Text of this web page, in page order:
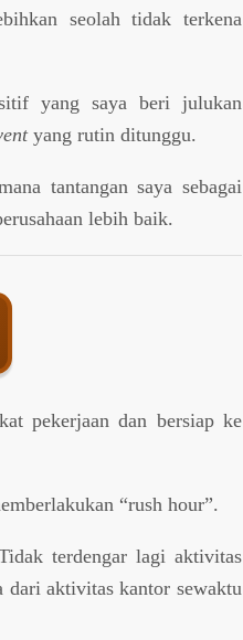
seolah tidak terkena
yang saya beri julukan
yang rutin ditunggu.
tantangan saya sebagai
lebih baik.
pekerjaan dan bersiap ke
“rush hour”.
terdengar lagi aktivitas
aktivitas kantor sewaktu